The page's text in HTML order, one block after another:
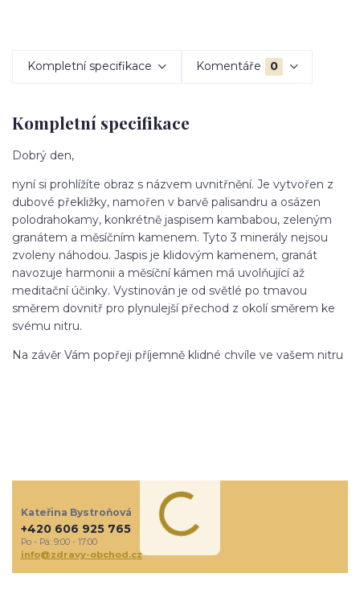
Kompletní specifikace Komentáře 0
Kompletní specifikace
Dobrý den,
nyní si prohlížíte obraz s názvem uvnitřnění. Je vytvořen z
dubové překližky, namořen v barvě palisandru a osázen
polodrahokamy, konkrétně jaspisem kambabou, zeleným
granátem a měsíčním kamenem. Tyto 3 minerály nejsou
zvoleny náhodou. Jaspis je klidovým kamenem, granát
navozuje harmonii a měsíční kámen má uvolňující až
meditační účinky. Vystinován je od světlé po tmavou
směrem dovnitř pro plynulejší přechod z okolí směrem ke
svému nitru.
Na závěr Vám popřeji příjemně klidné chvíle ve vašem nitru
Kateřina Bystroňová
+420 606 925 765
Po - Pá: 9:00 - 17:00
info@zdravy-obchod.cz